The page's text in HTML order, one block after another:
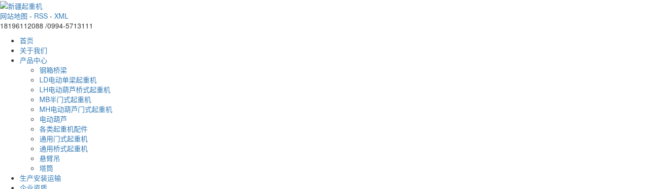
网站地图 - RSS - XML
18196112088 /0994-5713111
首页
关于我们
产品中心
钢箱桥梁
LD电动单梁起重机
LH电动葫芦桥式起重机
MB半门式起重机
MH电动葫芦门式起重机
电动葫芦
各类起重机配件
通用门式起重机
通用桥式起重机
悬臂吊
塔筒
生产安装运输